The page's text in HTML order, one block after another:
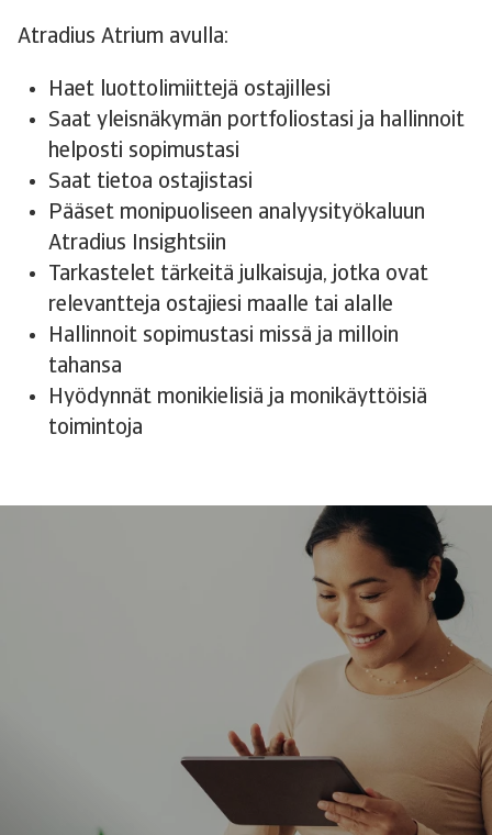
Atradius Atrium avulla:
Haet luottolimiittejä ostajillesi
Saat yleisnäkymän portfoliostasi ja hallinnoit
helposti sopimustasi
Saat tietoa ostajistasi
Pääset monipuoliseen analyysityökaluun
Atradius Insightsiin
Tarkastelet tärkeitä julkaisuja, jotka ovat
relevantteja ostajiesi maalle tai alalle
Hallinnoit sopimustasi missä ja milloin
tahansa
Hyödynnät monikielisiä ja monikäyttöisiä
toimintoja